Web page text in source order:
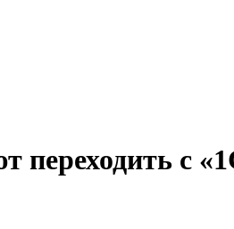
переходить с